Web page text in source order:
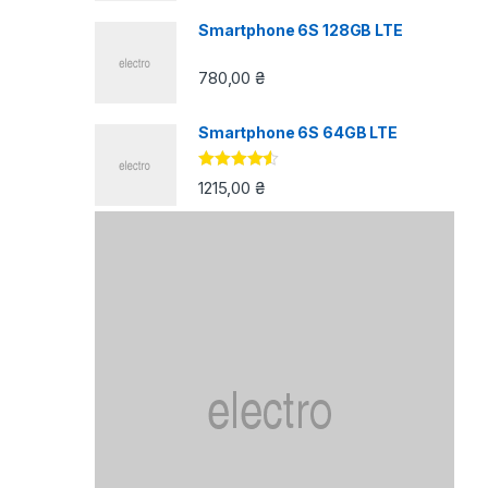
Smartphone 6S 128GB LTE
780,00₴
Smartphone 6S 64GB LTE
Оцінено в
4.33з 5
1215,00 ₴